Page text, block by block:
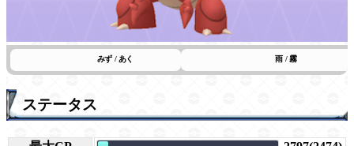
みず / あく 雨 / 霧
ステータス